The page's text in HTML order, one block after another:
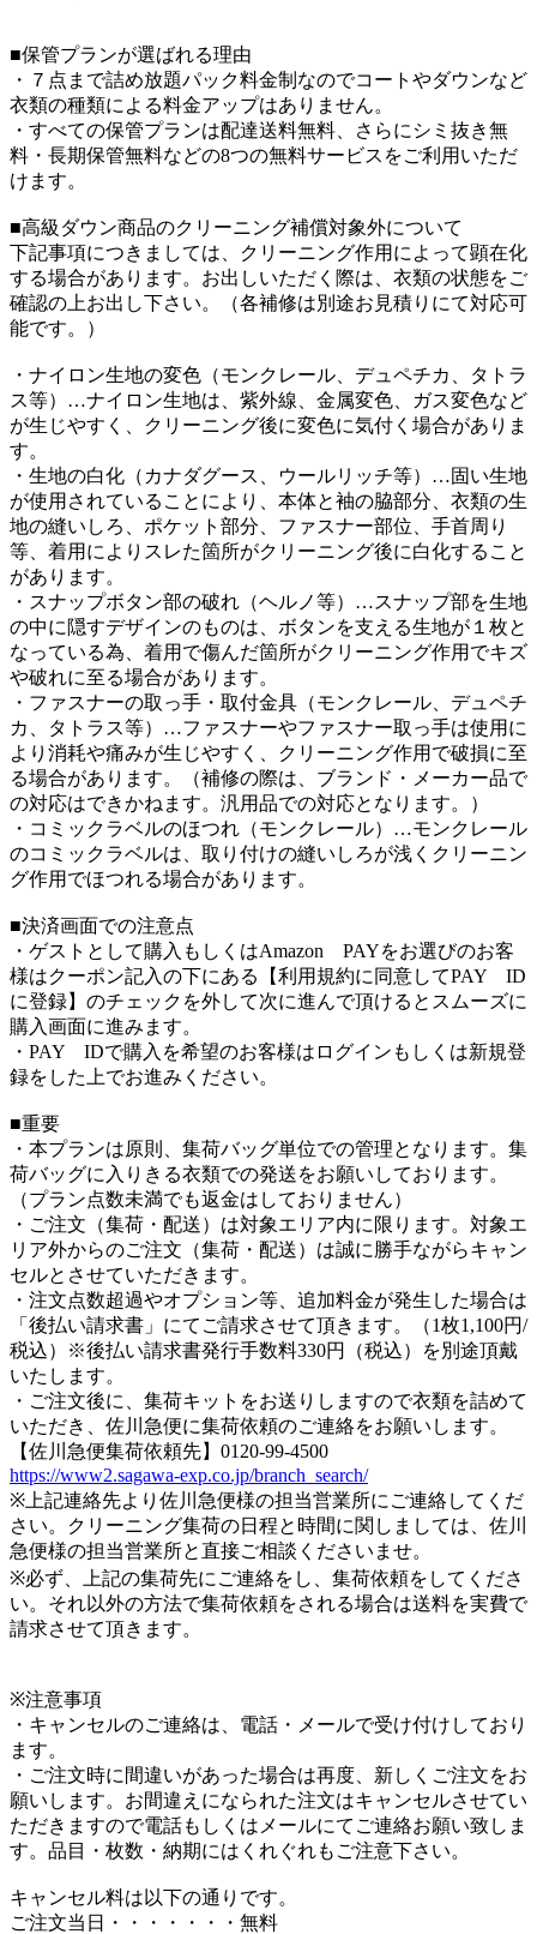
■保管プランが選ばれる理由
・７点まで詰め放題パック料金制なのでコートやダウンなど
衣類の種類による料金アップはありません。
・すべての保管プランは配達送料無料、さらにシミ抜き無
料・長期保管無料などの8つの無料サービスをご利用いただ
けます。
■高級ダウン商品のクリーニング補償対象外について
下記事項につきましては、クリーニング作用によって顕在化
する場合があります。お出しいただく際は、衣類の状態をご
確認の上お出し下さい。（各補修は別途お見積りにて対応可
能です。）
・ナイロン生地の変色（モンクレール、デュペチカ、タトラ
ス等）…ナイロン生地は、紫外線、金属変色、ガス変色など
が生じやすく、クリーニング後に変色に気付く場合がありま
す。
・生地の白化（カナダグース、ウールリッチ等）…固い生地
が使用されていることにより、本体と袖の脇部分、衣類の生
地の縫いしろ、ポケット部分、ファスナー部位、手首周り
等、着用によりスレた箇所がクリーニング後に白化すること
があります。
・スナップボタン部の破れ（ヘルノ等）…スナップ部を生地
の中に隠すデザインのものは、ボタンを支える生地が１枚と
なっている為、着用で傷んだ箇所がクリーニング作用でキズ
や破れに至る場合があります。
・ファスナーの取っ手・取付金具（モンクレール、デュペチ
カ、タトラス等）…ファスナーやファスナー取っ手は使用に
より消耗や痛みが生じやすく、クリーニング作用で破損に至
る場合があります。（補修の際は、ブランド・メーカー品で
の対応はできかねます。汎用品での対応となります。）
・コミックラベルのほつれ（モンクレール）…モンクレール
のコミックラベルは、取り付けの縫いしろが浅くクリーニン
グ作用でほつれる場合があります。
■決済画面での注意点
・ゲストとして購入もしくはAmazon PAYをお選びのお客
様はクーポン記入の下にある【利用規約に同意してPAY ID
に登録】のチェックを外して次に進んで頂けるとスムーズに
購入画面に進みます。
・PAY IDで購入を希望のお客様はログインもしくは新規登
録をした上でお進みください。
■重要
・本プランは原則、集荷バッグ単位での管理となります。集
荷バッグに入りきる衣類での発送をお願いしております。
（プラン点数未満でも返金はしておりません）
・ご注文（集荷・配送）は対象エリア内に限ります。対象エ
リア外からのご注文（集荷・配送）は誠に勝手ながらキャン
セルとさせていただきます。
・注文点数超過やオプション等、追加料金が発生した場合は
「後払い請求書」にてご請求させて頂きます。（1枚1,100円/
税込）※後払い請求書発行手数料330円（税込）を別途頂戴
いたします。
・ご注文後に、集荷キットをお送りしますので衣類を詰めて
いただき、佐川急便に集荷依頼のご連絡をお願いします。
【佐川急便集荷依頼先】0120-99-4500
https://www2.sagawa-exp.co.jp/branch_search/
※上記連絡先より佐川急便様の担当営業所にご連絡してくだ
さい。クリーニング集荷の日程と時間に関しましては、佐川
急便様の担当営業所と直接ご相談くださいませ。
※必ず、上記の集荷先にご連絡をし、集荷依頼をしてくださ
い。それ以外の方法で集荷依頼をされる場合は送料を実費で
請求させて頂きます。
※注意事項
・キャンセルのご連絡は、電話・メールで受け付けしており
ます。
・ご注文時に間違いがあった場合は再度、新しくご注文をお
願いします。お間違えになられた注文はキャンセルさせてい
ただきますので電話もしくはメールにてご連絡お願い致しま
す。品目・枚数・納期にはくれぐれもご注意下さい。
キャンセル料は以下の通りです。
ご注文当日・・・・・・・無料